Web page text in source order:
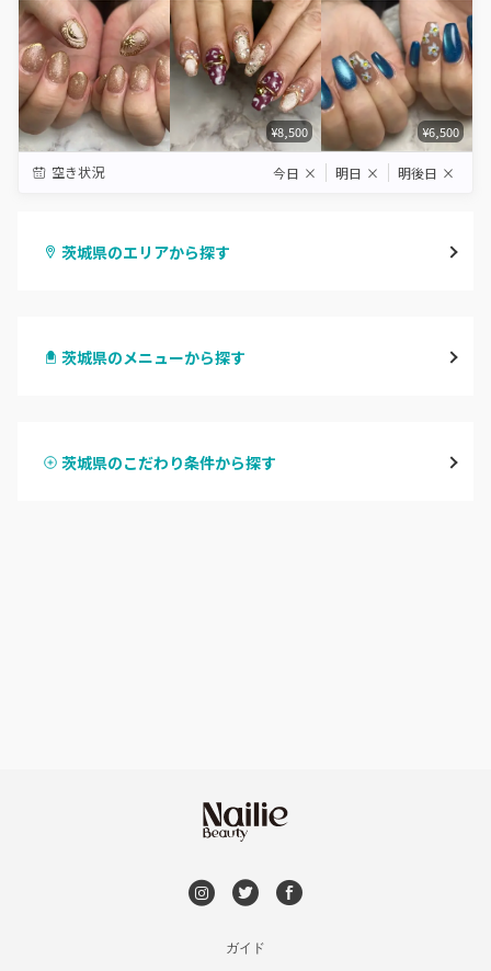
¥8,500 ¥6,500
空き状況 今日 × 明日 × 明後日 ×
茨城県のエリアから探す
つくば・土浦・石岡
茨城県のメニューから探す
ハンドスカルプ
茨城県のこだわり条件から探す
ガイド